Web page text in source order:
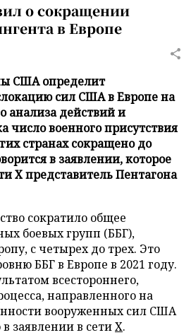
о сокращении
в Европе
США определит
сил США в Европе на
анализа действий и
число военного присутствия
странах сокращено до
в заявлении, которое
Х представитель Пентагона
сократило общее
боевых групп (ББГ),
с четырех до трех. Это
ББГ в Европе в 2021 году.
всестороннего,
направленного на
вооруженных сил США
в заявлении в сетиХ.